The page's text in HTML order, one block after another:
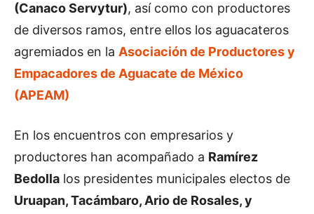
(Canaco Servytur), así como con productores
de diversos ramos, entre ellos los aguacateros
agremiados en la Asociación de Productores y
Empacadores de Aguacate de México
(APEAM)
En los encuentros con empresarios y
productores han acompañado a Ramírez
Bedolla los presidentes municipales electos de
Uruapan, Tacámbaro, Ario de Rosales, y